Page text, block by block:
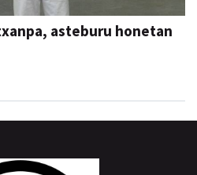
asteburu honetan